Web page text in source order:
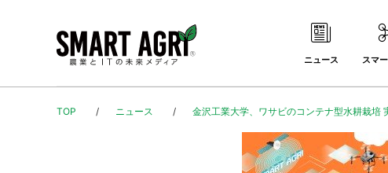
ニュース スマ
TOP ニュース 金沢工業大学、ワサビのコンテナ型水耕栽培